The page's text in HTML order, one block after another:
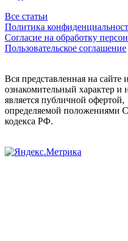
Все статьи
Политика
Согласие на обработку
Пользовательское соглашение
Вся представленная на
ознакомительный характер и
является публичной офертой,
определяемой положениями
кодекса РФ.